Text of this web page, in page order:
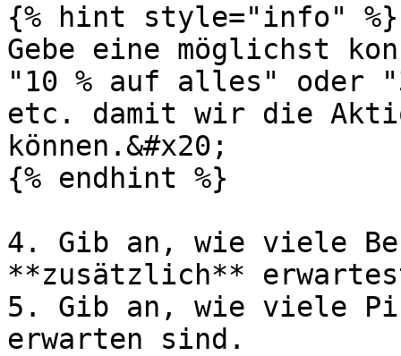
{% hint style="info" %}
Gebe eine möglichst
"10 % auf alles" oder
etc. damit wir die
können.&#x20;
{% endhint %}
4. Gib an, wie viele
**zusätzlich**
5. Gib an, wie viele
erwarten sind.